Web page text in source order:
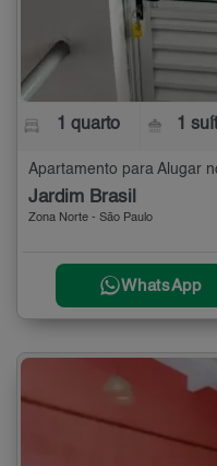
1 quarto 1
Apartamento para Alugar
Jardim Brasil
Zona Norte - São Paulo
WhatsApp